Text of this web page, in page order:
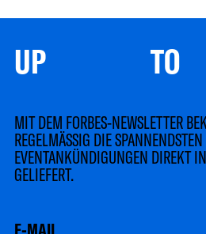
UP TO
MIT DEM FORBES-NEWSLETTER
REGELMÄSSIG DIE
EVENTANKÜNDIGUNGEN DIREKT
GELIEFERT.